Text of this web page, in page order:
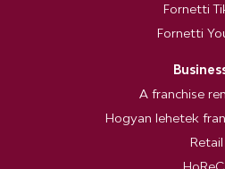
Fornetti
Fornetti
A franchise
Hogyan lehetek
Retail